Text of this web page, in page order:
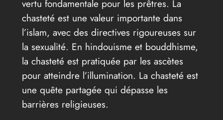
vertu fondamentale pour les prêtres. La
chasteté est une valeur importante dans
l’islam, avec des directives rigoureuses sur
la sexualité. En hindouisme et bouddhisme,
la chasteté est pratiquée par les ascètes
pour atteindre l’illumination. La chasteté est
une quête partagée qui dépasse les
barrières religieuses.